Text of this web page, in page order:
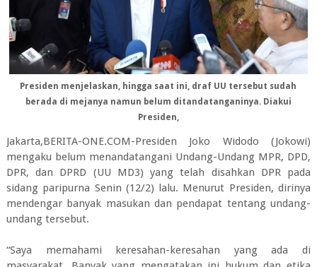
Presiden menjelaskan, hingga saat ini, draf UU tersebut sudah
berada di mejanya namun belum ditandatanganinya. Diakui
Presiden,
Jakarta,BERITA-ONE.COM-Presiden Joko Widodo (Jokowi)
mengaku belum menandatangani Undang-Undang MPR, DPD,
DPR, dan DPRD (UU MD3) yang telah disahkan DPR pada
sidang paripurna Senin (12/2) lalu. Menurut Presiden, dirinya
mendengar banyak masukan dan pendapat tentang undang-
undang tersebut.
“Saya memahami keresahan-keresahan yang ada di